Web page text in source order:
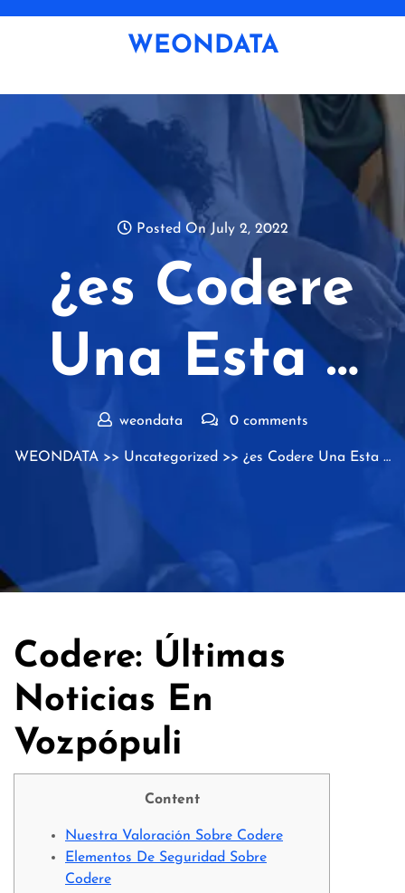
WEONDATA
Posted On July 2, 2022
¿es Codere
Una Esta …
weondata 0 comments
WEONDATA >> Uncategorized >> ¿es Codere Una Esta …
Codere: Últimas
Noticias En
Vozpópuli
Content
Nuestra Valoración Sobre Codere
Elementos De Seguridad Sobre
Codere